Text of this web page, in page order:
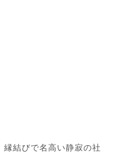
縁結びで名高い静寂の社